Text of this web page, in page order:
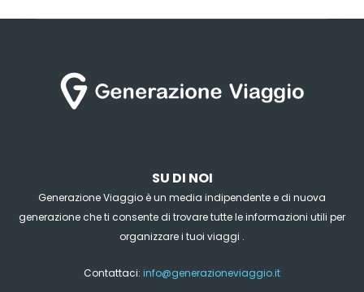
SU DI NOI
Generazione Viaggio è un media indipendente e di nuova
generazione che ti consente di trovare tutte le informazioni utili per
organizzare i tuoi viaggi .
Contattaci: info@generazioneviaggio.it